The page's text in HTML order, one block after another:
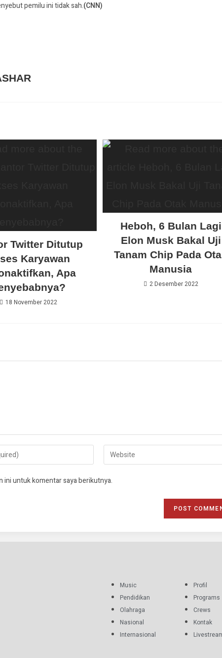
pemilu ini tidak sah.(CNN)
Twitter Ditutup
Karyawan
Apa
18 November 2022
Heboh, 6 Bulan Lagi
Elon Musk Bakal Uji
Tanam Chip Pada
Manusia
2 Desember 2022
ini untuk komentar saya berikutnya.
Music
Pendidikan
Olahraga
Nasional
Internasional
Profil
Programs
Crews
Kontak